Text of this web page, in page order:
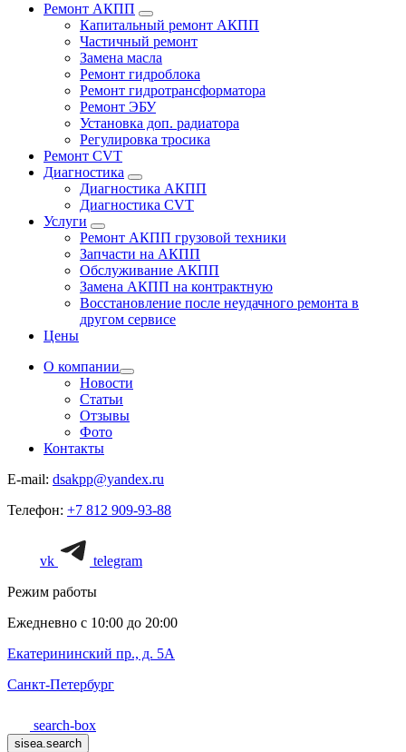
Ремонт АКПП
Капитальный ремонт АКПП
Частичный ремонт
Замена масла
Ремонт гидроблока
Ремонт гидротрансформатора
Ремонт ЭБУ
Установка доп. радиатора
Регулировка тросика
Ремонт CVT
Диагностика
Диагностика АКПП
Диагностика CVT
Услуги
Ремонт АКПП грузовой техники
Запчасти на АКПП
Обслуживание АКПП
Замена АКПП на контрактную
Восстановление после неудачного ремонта в
другом сервисе
Цены
О компании
Новости
Статьи
Отзывы
Фото
Контакты
E-mail: dsakpp@yandex.ru
Телефон: +7 812 909-93-88
vk
telegram
Режим работы
Ежедневно с 10:00 до 20:00
Екатерининский пр., д. 5А
Санкт-Петербург
search-box